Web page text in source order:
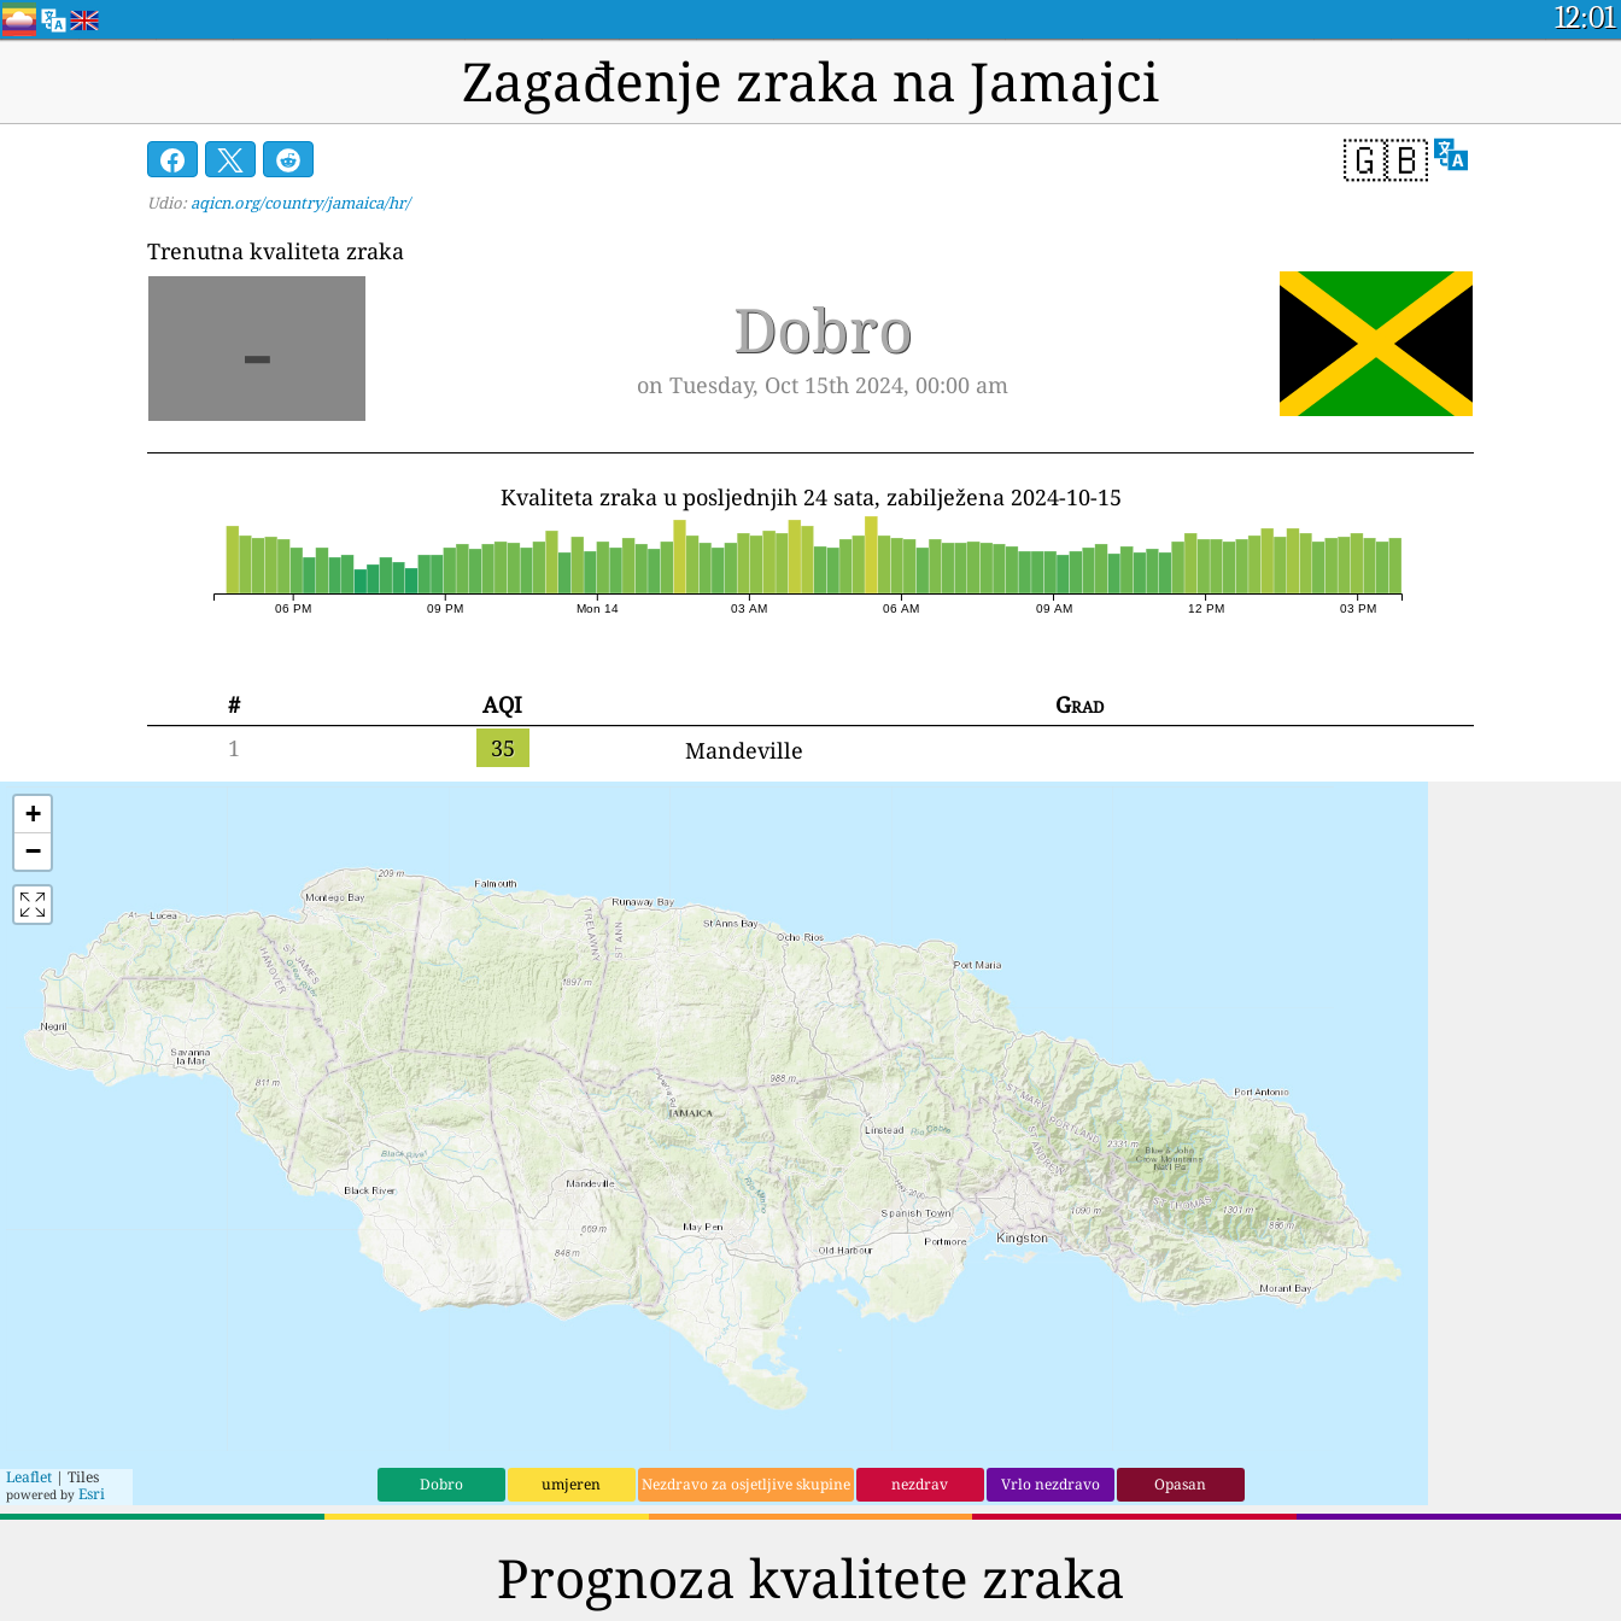
12:01
Zagađenje zraka na Jamajci
🇬🇧
Udio: aqicn.org/country/jamaica/hr/
Trenutna kvaliteta zraka
- Dobro
on Tuesday, Oct 15th 2024, 00:00 am
Kvaliteta zraka u posljednjih 24 sata, zabilježena 2024-10-15
06 PM 09 PM Mon 14 03 AM 06 AM 09 AM 12 PM 03 PM
# AQI
Grad
1
35 Mandeville
+
−
Leaflet | Tiles
powered by Esri Dobro umjeren Nezdravo za osjetljive skupine nezdrav Vrlo nezdravo Opasan
Prognoza kvalitete zraka